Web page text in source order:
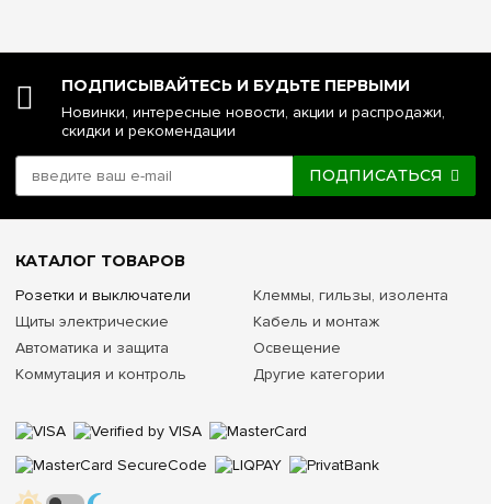
ПОДПИСЫВАЙТЕСЬ И БУДЬТЕ ПЕРВЫМИ
Новинки, интересные новости, акции и распродажи,
скидки и рекомендации
ПОДПИСАТЬСЯ
КАТАЛОГ ТОВАРОВ
Розетки и выключатели
Щиты электрические
Автоматика и защита
Коммутация и контроль
Клеммы, гильзы, изолента
Кабель и монтаж
Освещение
Другие категории